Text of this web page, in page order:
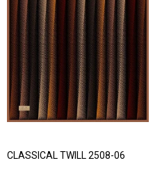
CLASSICAL TWILL 2508-06